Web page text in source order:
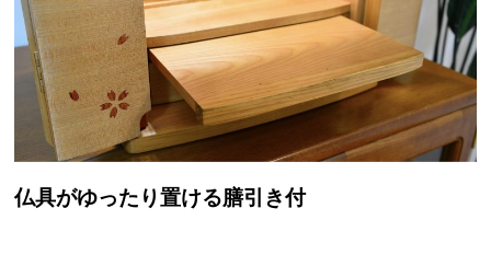
仏具がゆったり置ける膳引き付